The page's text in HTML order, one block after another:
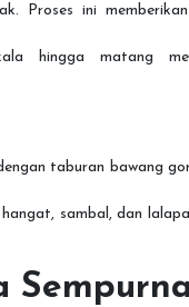
Proses ini
hingga matang
taburan bawang
sambal, dan
Sempurna